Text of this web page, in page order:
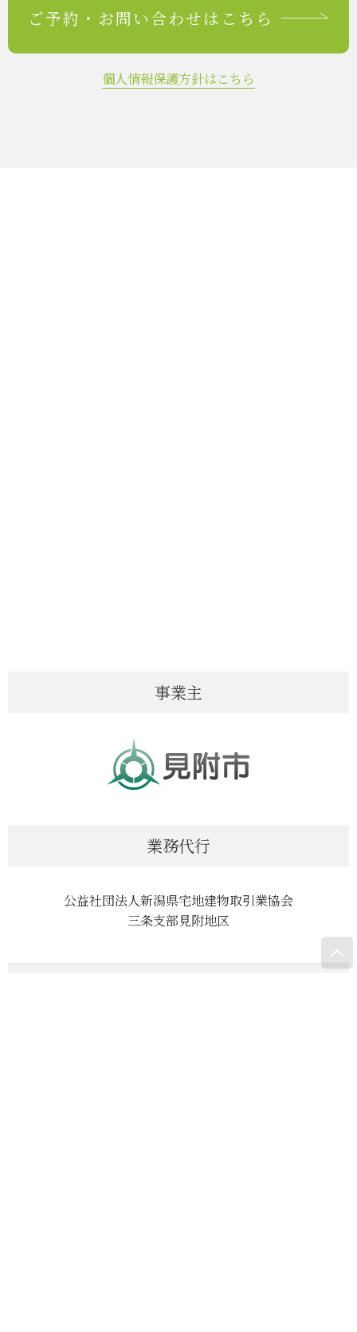
ご予約・ お問い合わせはこちら
個人情報保護方針はこちら
事業主
業務代行
公益社団法人新潟県宅地建物取引業協会
三条支部見附地区